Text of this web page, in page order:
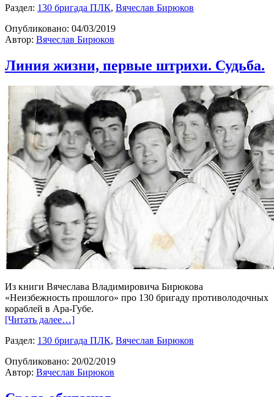
Раздел: 130 бригада ПЛК, Вячеслав Бирюков
Опубликовано: 04/03/2019
Автор: Вячеслав Бирюков
Линия жизни, первые штрихи. Судьба.
Из книги Вячеслава Владимировича Бирюкова
«Неизбежность прошлого» про 130 бригаду противолодочных
кораблей в Ара-Губе.
[Читать далее…]
Раздел: 130 бригада ПЛК, Вячеслав Бирюков
Опубликовано: 20/02/2019
Автор: Вячеслав Бирюков